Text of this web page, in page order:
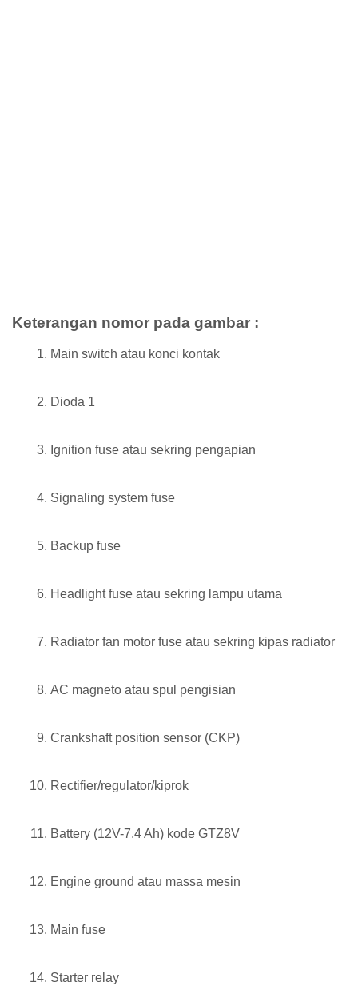
Keterangan nomor pada gambar :
Main switch atau konci kontak
Dioda 1
Ignition fuse atau sekring pengapian
Signaling system fuse
Backup fuse
Headlight fuse atau sekring lampu utama
Radiator fan motor fuse atau sekring kipas radiator
AC magneto atau spul pengisian
Crankshaft position sensor (CKP)
Rectifier/regulator/kiprok
Battery (12V-7.4 Ah) kode GTZ8V
Engine ground atau massa mesin
Main fuse
Starter relay